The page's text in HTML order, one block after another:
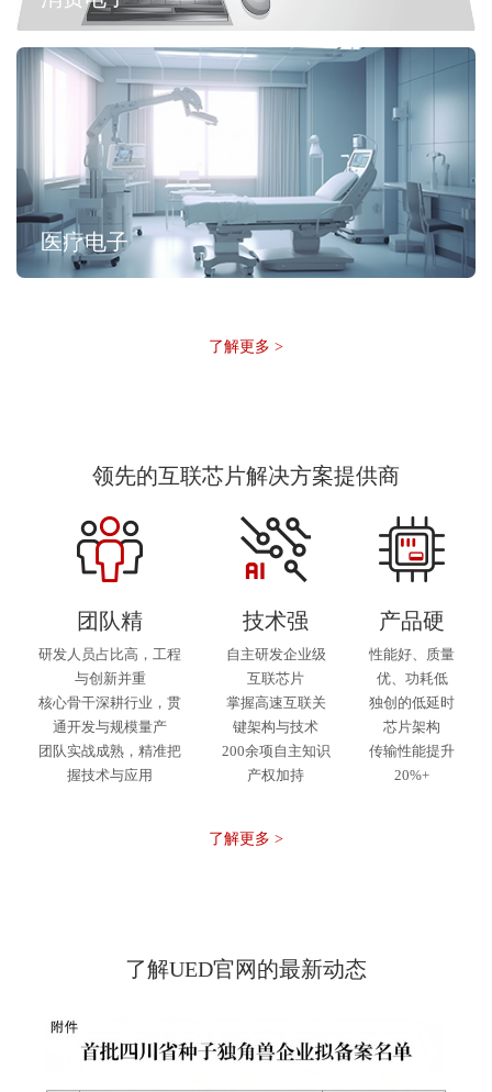
医疗电子
了解更多 >
领先的互联芯片解决方案提供商
团队精
研发人员占比高，工程
与创新并重
核心骨干深耕行业，贯
通开发与规模量产
团队实战成熟，精准把
握技术与应用
技术强
自主研发企业级
互联芯片
掌握高速互联关
键架构与技术
200余项自主知识
产权加持
产品硬
性能好、质量
优、功耗低
独创的低延时
芯片架构
传输性能提升
20%+
了解更多 >
了解UED官网的最新动态